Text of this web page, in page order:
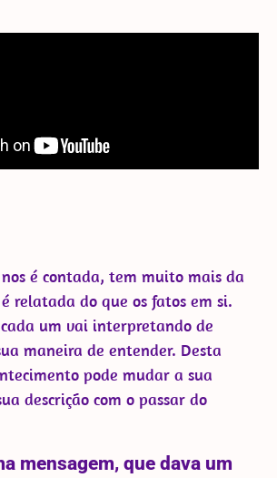
é contada, tem muito mais da
relatada do que os fatos em si.
um vai interpretando de
maneira de entender. Desta
pode mudar a sua
descrição com o passar do
mensagem, que dava um